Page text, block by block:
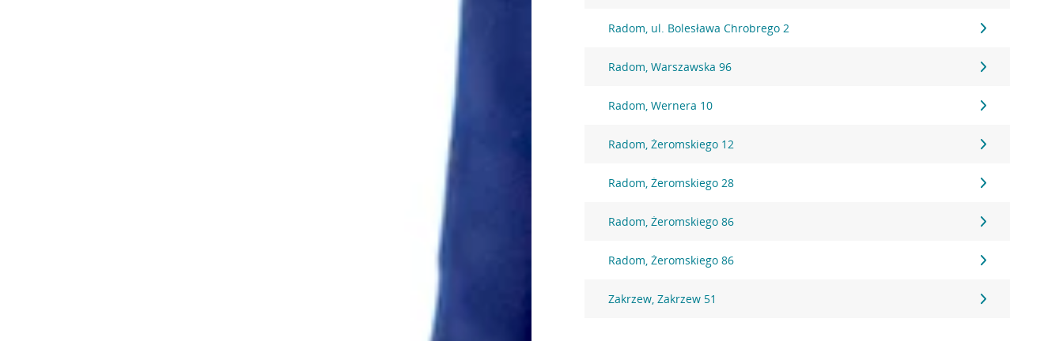
Radom, ul. Bolesława Chrobrego 2
Radom, Warszawska 96
Radom, Wernera 10
Radom, Żeromskiego 12
Radom, Żeromskiego 28
Radom, Żeromskiego 86
Radom, Żeromskiego 86
Zakrzew, Zakrzew 51